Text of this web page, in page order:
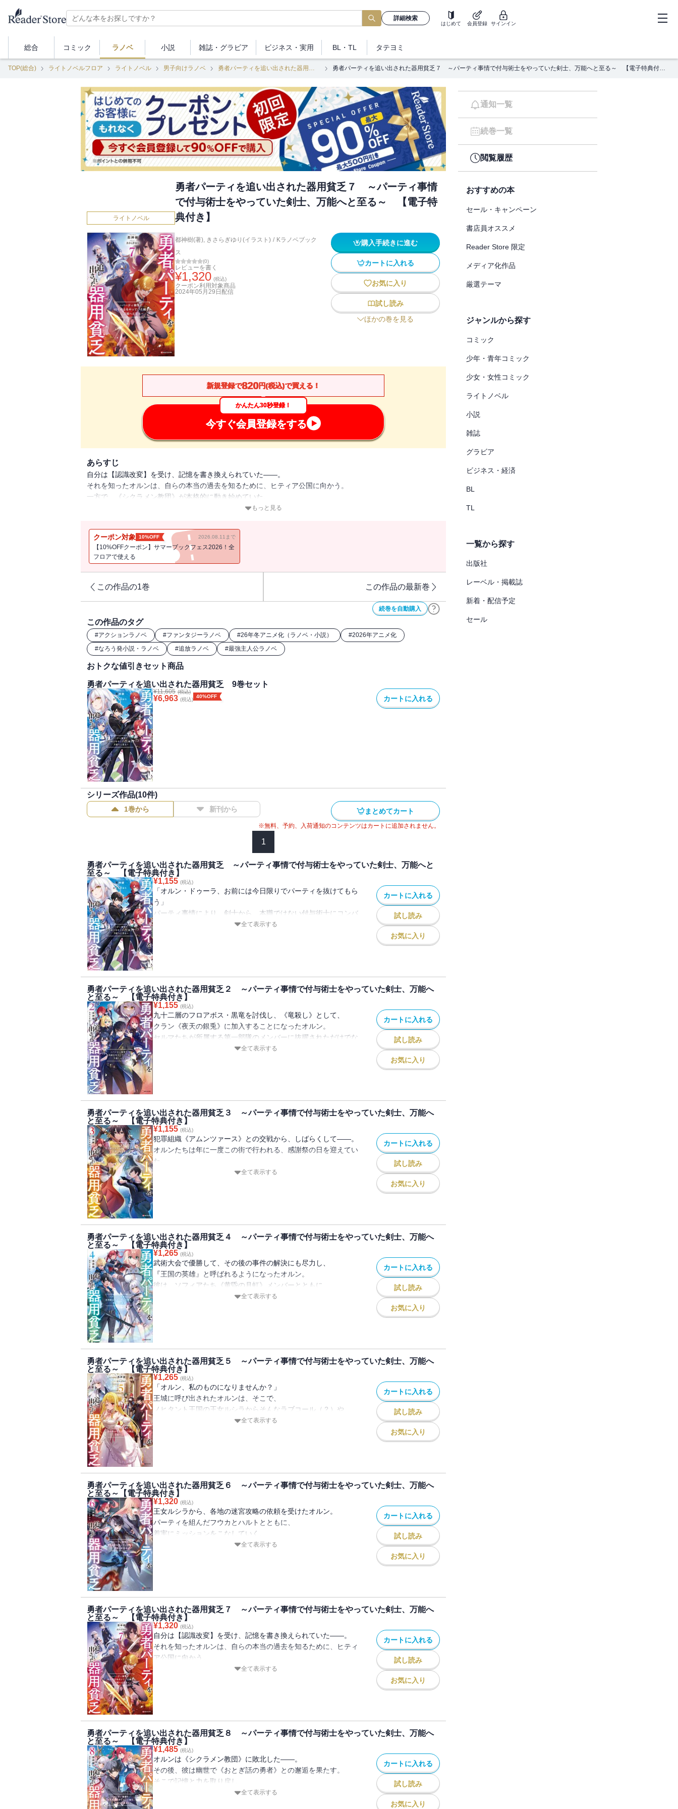
詳細検索
はじめて 会員登録 サインイン
総合 コミック ラノベ 小説 雑誌・ グラビア ビジネス ・実用 BL・TL タテヨミ
TOP(総合) ライトノベルフロア ライトノベル 男子向けラノベ 勇者パーティを追い出された器用貧乏 勇者パーティを追い出された器用貧乏７ ～パーティ事情で付与術士をやっていた剣士、万能へと至る～ 【電子特典付き】
ライトノベル
勇者パーティを追い出された器用貧乏７ ～パーティ事情
で付与術士をやっていた剣士、万能へと至る～ 【電子特
典付き】
都神樹(著), きさらぎゆり(イラスト) / Kラノベブック
ス
(0)
レビューを書く
¥1,320 (税込)
クーポン利用対象商品
2024年05月29日 配信
購入手続きに進む
カートに入れる
お気に入り
試し読み
ほかの巻を見る
新規登録で820円(税込)で買える！
かんたん30秒登録！
今すぐ会員登録をする
あらすじ
自分は【認識改変】を受け、記憶を書き換えられていた――。
それを知ったオルンは、自らの本当の過去を知るために、ヒティア公国に向かう。
一方で、《シクラメン教団》が本格的に動き始めていた。
紅に染まる街。満ちてゆく絶望。
圧倒的な力の前に、蹂躙されていく仲間たち。
慟哭の果てにオルンが見るのは、絶望か、それとも――。
「小説家になろう」発の人気ファンタジー、待望の第七巻！
コミカライズも好評連載中！
もっと見る
クーポン対象 10%OFF 2026.08.11まで
【10%OFFクーポン】サマーブックフェス2026！全
フロアで使える
この作品の1巻 この作品の最新巻
続巻を自動購入
この作品のタグ
#アクションラノベ #ファンタジーラノベ #26年冬アニメ化（ラノベ・小説） #2026年アニメ化
#なろう発小説・ラノベ #追放ラノベ #最強主人公ラノベ
おトクな値引きセット商品
勇者パーティを追い出された器用貧乏 9巻セット
¥11,605 (税込)
¥6,963 (税込)
40%OFF カートに入れる
シリーズ作品(10件)
1巻から 新刊から まとめてカート
※無料、予約、入荷通知のコンテンツはカートに追加されません。
1
勇者パーティを追い出された器用貧乏 ～パーティ事情で付与術士をやっていた剣士、万能へと
至る～ 【電子特典付き】
¥1,155 (税込)
「オルン・ドゥーラ、お前には今日限りでパーティを抜けてもら
う」
パーティ事情により、剣士から、本職ではない付与術士にコンバ
そんなオルンの取柄は、凡人でも努力すれば手に入れられる技術
を、
すぐに身に付けることができること――まさしく『器用貧乏』
だ。
ソロでの活動再開にあたり、オルンは付与術士から剣士へと戻
る。
だが、付与術士だったことは決して無駄ではなかった。
定！
電子書籍には特典として、都神樹先生書き下ろし小説＆きさらぎ
ゆり先生描き下ろしイラストを収録！
全て表示する
カートに入れる
試し読み
お気に入り
勇者パーティを追い出された器用貧乏２ ～パーティ事情で付与術士をやっていた剣士、万能へ
と至る～ 【電子特典付き】
¥1,155 (税込)
九十二層のフロアボス・黒竜を討伐し、《竜殺し》として、
クラン《夜天の銀兎》に加入することになったオルン。
セルマたちが所属する第一部隊のメンバーに抜擢されただけでな
になる。
一方で、オルンが抜けた勇者パーティには、徐々にひびが入り出
し……!?
「小説家になろう」発の人気ファンタジー、待望の第二巻！
コミカライズも好評連載中！
全て表示する
カートに入れる
試し読み
お気に入り
勇者パーティを追い出された器用貧乏３ ～パーティ事情で付与術士をやっていた剣士、万能へ
と至る～ 【電子特典付き】
¥1,155 (税込)
犯罪組織《アムンツァース》との交戦から、しばらくして――。
オルンたちは年に一度この街で行われる、感謝祭の日を迎えてい
た。
そこで彼は、とある探索者と再会する。
そして、感謝祭のクライマックスで行われる武術大会では、
オルンが順当に勝ち上がれば、彼女と戦うことになる。
さらに、決勝では、オルンにとって因縁の相手――
彼を追放した勇者パーティのリーダーの、
オリヴァーと戦うことになるが……!?
「小説家になろう」発の人気ファンタジー、待望の第三巻！
コミカライズも好評連載中！
全て表示する
カートに入れる
試し読み
お気に入り
勇者パーティを追い出された器用貧乏４ ～パーティ事情で付与術士をやっていた剣士、万能へ
と至る～ 【電子特典付き】
¥1,265 (税込)
武術大会で優勝して、その後の事件の解決にも尽力し、
『王国の英雄』と呼ばれるようになったオルン。
彼は、ソフィアたち《黄昏の月虹》メンバーとともに、
レグリフ領に新たに出現した迷宮の調査に向かうことになる。
そして、その先陣を切るのは、
世界最強の探索者とも評されている、サウベル帝国皇太子、
《英雄》フェリクス・ルーツ・クロイツァーで――。
「小説家になろう」発の人気ファンタジー、待望の第四巻！
コミカライズも好評連載中！
※電子書籍には特典として、都神樹先生書き下ろしSSが収録さ
全て表示する
カートに入れる
試し読み
お気に入り
勇者パーティを追い出された器用貧乏５ ～パーティ事情で付与術士をやっていた剣士、万能へ
と至る～ 【電子特典付き】
¥1,265 (税込)
「オルン、私のものになりませんか？」
王城に呼び出されたオルンは、そこで、
ノヒタント王国の王女ルシラからそんなラブコール（？）や、
中央軍からの勧誘を受けたりしつつ――。
る。
それは、ノヒタント王国とサウベル帝国の首脳会談において、
帝国側の武力行使により、
国王をはじめ王国の首脳陣が壊滅したというもので――。
「小説家になろう」発の人気ファンタジー、待望の第五巻！
コミカライズも好評連載中！
全て表示する
カートに入れる
試し読み
お気に入り
勇者パーティを追い出された器用貧乏６ ～パーティ事情で付与術士をやっていた剣士、万能へ
と至る～【電子特典付き】
¥1,320 (税込)
王女ルシラから、各地の迷宮攻略の依頼を受けたオルン。
パーティを組んだフウカとハルトとともに、
着実にミッションをこなしていく。
そんな中、ソフィアが強制的に実家に連れ戻されてしまう。
《シクラメン教団》の存在があるようで――!?
「だからソフィー、お前の“本音”を聞かせてくれ」
「小説家になろう」発の人気ファンタジー、待望の第六巻！
コミカライズも好評連載中！
※電子版には特典として、都神樹先生書き下ろしSSときさらぎ
ゆり先生描き下ろしイラストが収録されています。
全て表示する
カートに入れる
試し読み
お気に入り
勇者パーティを追い出された器用貧乏７ ～パーティ事情で付与術士をやっていた剣士、万能へ
と至る～ 【電子特典付き】
¥1,320 (税込)
自分は【認識改変】を受け、記憶を書き換えられていた――。
それを知ったオルンは、自らの本当の過去を知るために、ヒティ
ア公国に向かう。
一方で、《シクラメン教団》が本格的に動き始めていた。
慟哭の果てにオルンが見るのは、絶望か、それとも――。
「小説家になろう」発の人気ファンタジー、待望の第七巻！
コミカライズも好評連載中！
※電子版には特典として、都神樹先生書き下ろしSSが収録され
全て表示する
カートに入れる
試し読み
お気に入り
勇者パーティを追い出された器用貧乏８ ～パーティ事情で付与術士をやっていた剣士、万能へ
と至る～ 【電子特典付き】
¥1,485 (税込)
オルンは《シクラメン教団》に敗北した――。
その後、彼は幽世で《おとぎ話の勇者》との邂逅を果たす。
そこで記憶と力を取り戻し、
世界の時間の巻き戻りによって“二度目の今日”へと戻ったオル
全て表示する
カートに入れる
試し読み
お気に入り
通知一覧
続巻一覧
閲覧履歴
おすすめの本
セール・キャンペーン
書店員オススメ
Reader Store 限定
メディア化作品
厳選テーマ
ジャンルから探す
コミック
少年・青年コミック
少女・女性コミック
ライトノベル
小説
雑誌
グラビア
ビジネス・経済
BL
TL
一覧から探す
出版社
レーベル・掲載誌
新着・配信予定
セール